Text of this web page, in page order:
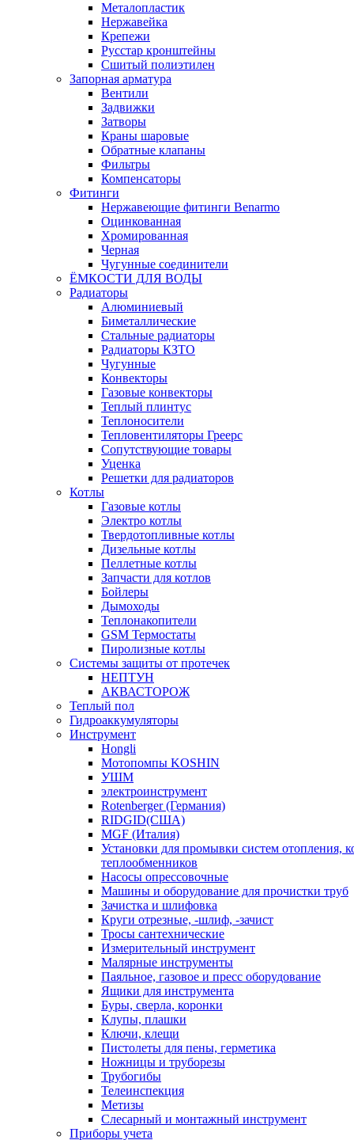
Металопластик
Нержавейка
Крепежи
Русстар кронштейны
Сшитый полиэтилен
Запорная арматура
Вентили
Задвижки
Затворы
Краны шаровые
Обратные клапаны
Фильтры
Компенсаторы
Фитинги
Нержавеющие фитинги Benarmo
Оцинкованная
Хромированная
Черная
Чугунные соединители
ЁМКОСТИ ДЛЯ ВОДЫ
Радиаторы
Алюминиевый
Биметаллические
Стальные радиаторы
Радиаторы КЗТО
Чугунные
Конвекторы
Газовые конвекторы
Теплый плинтус
Теплоносители
Тепловентиляторы Греерс
Сопутствующие товары
Уценка
Решетки для радиаторов
Котлы
Газовые котлы
Электро котлы
Твердотопливные котлы
Дизельные котлы
Пеллетные котлы
Запчасти для котлов
Бойлеры
Дымоходы
Теплонакопители
GSM Термостаты
Пиролизные котлы
Системы защиты от протечек
НЕПТУН
АКВАСТОРОЖ
Теплый пол
Гидроаккумуляторы
Инструмент
Hongli
Мотопомпы KOSHIN
УШМ
электроинструмент
Rotenberger (Германия)
RIDGID(США)
MGF (Италия)
Установки для промывки систем отопления,
теплообменников
Насосы опрессовочные
Машины и оборудование для прочистки труб
Зачистка и шлифовка
Круги отрезные, -шлиф, -зачист
Тросы сантехнические
Измерительный инструмент
Малярные инструменты
Паяльное, газовое и пресс оборудование
Ящики для инструмента
Буры, сверла, коронки
Клупы, плашки
Ключи, клещи
Пистолеты для пены, герметика
Ножницы и труборезы
Трубогибы
Телеинспекция
Метизы
Слесарный и монтажный инструмент
Приборы учета